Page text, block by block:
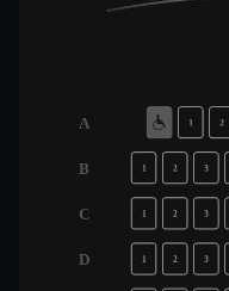
A
B
C
D
1 2
2 3
2 3
2 3